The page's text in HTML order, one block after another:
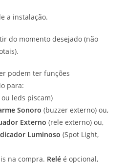
a instalação.
do momento desejado (não
podem ter funções
para:
leds piscam)
Sonoro (buzzer externo) ou,
Externo (rele externo) ou,
Luminoso (Spot Light,
na compra. Relé é opcional,